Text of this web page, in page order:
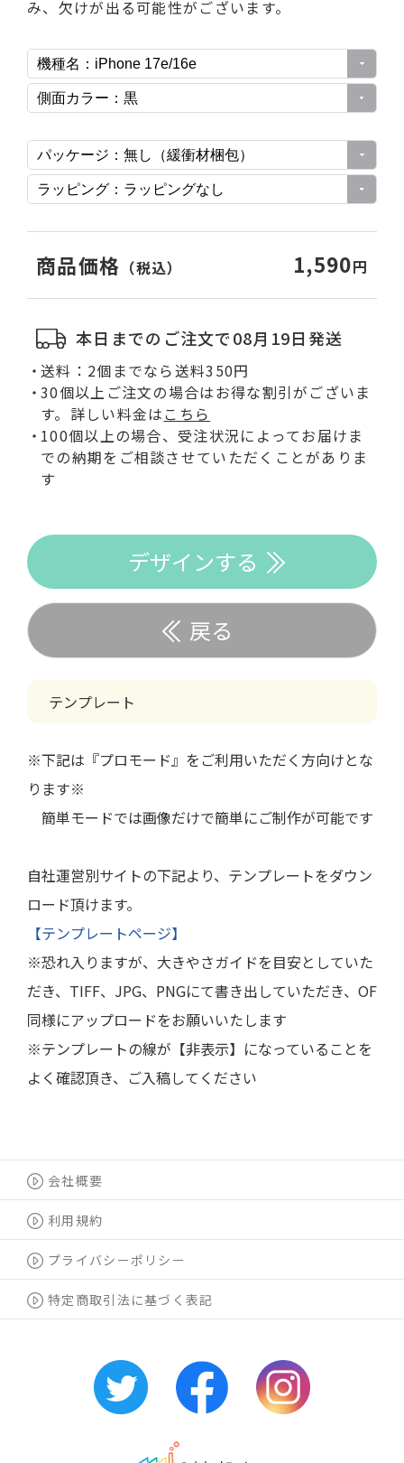
み、欠けが出る可能性がございます。
商品価格 （税込） 1,590円
本日までのご注文で08月19日発送
送料：2個までなら送料350円
30個以上ご注文の場合はお得な割引がございま
す。詳しい料金は こちら
100個以上の場合、受注状況によってお届けま
での納期をご相談させていただくことがありま
す
戻る
デザインする
テンプレート
※下記は『プロモード』をご利用いただく方向けとな
ります※
簡単モードでは画像だけで簡単にご制作が可能です
自社運営別サイトの下記より、テンプレートをダウン
ロード頂けます。
【テンプレートページ】
※恐れ入りますが、大きやさガイドを目安としていた
だき、TIFF、JPG、PNGにて書き出していただき、OF
同様にアップロードをお願いいたします
※テンプレートの線が【非表示】になっていることを
よく確認頂き、ご入稿してください
会社概要
利用規約
プライバシーポリシー
特定商取引法に基づく表記